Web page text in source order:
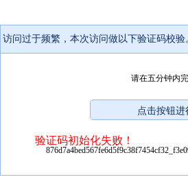
访问过于频繁，本次访问做以下验证码校验
请在五分钟内
验证码初始化失败！